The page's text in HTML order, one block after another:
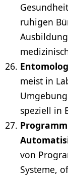
ruhigen
meist in
speziell in
von
Systeme,